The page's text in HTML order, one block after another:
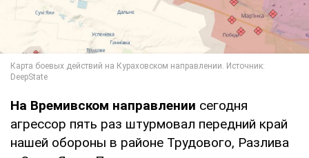
На Времивском направлении сегодня
агрессор пять раз штурмовал передний край
нашей обороны в районе Трудового, Разлива